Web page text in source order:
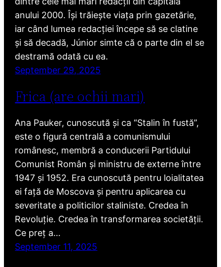
anului 2000. Își trăiește viața prin gazetărie,
iar când lumea redacției începe să se clatine
și să decadă, Júnior simte că o parte din el se
destramă odată cu ea.
September 29, 2025
Frica (are ochii mari)
Ana Pauker, cunoscută și ca “Stalin în fustă”,
este o figură centrală a comunismului
românesc, membră a conducerii Partidului
Comunist Român și ministru de externe între
1947 și 1952. Era cunoscută pentru loialitatea
ei față de Moscova și pentru aplicarea cu
severitate a politicilor staliniste. Credea în
Revoluție. Credea în transformarea societății.
Ce preț a…
September 11, 2025